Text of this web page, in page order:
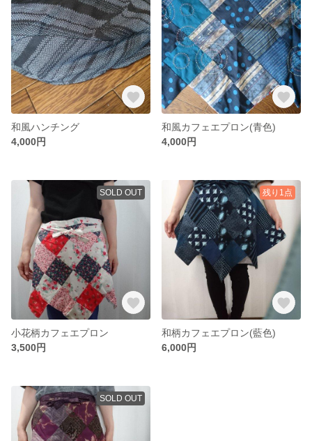
和風ハンチング
4,000円
和風カフェエプロン(青色)
4,000円
SOLD OUT
小花柄カフェエプロン
3,500円
残り1点
和柄カフェエプロン(藍色)
6,000円
SOLD OUT